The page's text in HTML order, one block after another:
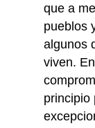
que a
pueblos
algunos
viven.
principio